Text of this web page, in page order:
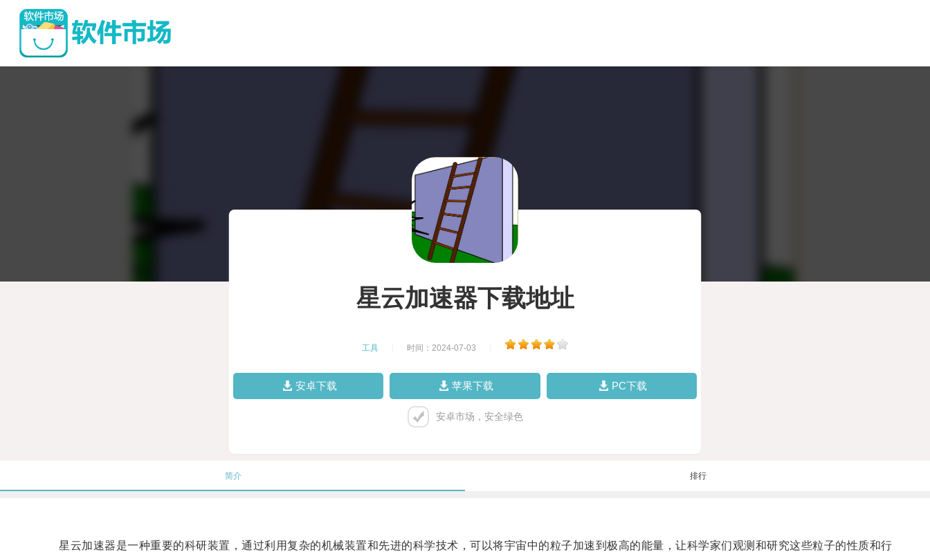
星云加速器下载地址
工具 时间：2024-07-03
安卓下载 苹果下载 PC下载
安卓市场，安全绿色
简介 排行
星云加速器是一种重要的科研装置，通过利用复杂的机械装置和先进的科学技术，可以将宇宙中的粒子加速到极高的能量，让科学家们观测和研究这些粒子的性质和行